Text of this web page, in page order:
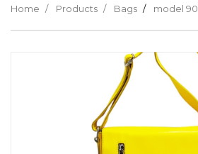
Home Products Bags model